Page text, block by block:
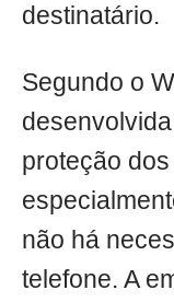
destinatário.
Segundo o
proteção
não há
telefone. A